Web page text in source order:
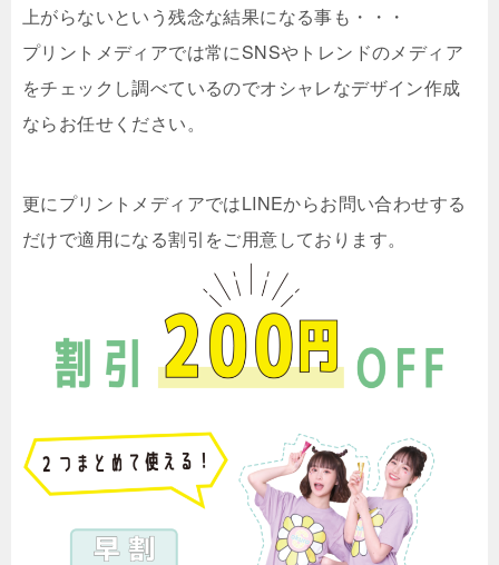
上がらないという残念な結果になる事も・・・
プリントメディアでは常にSNSやトレンドのメディア
をチェックし調べているのでオシャレなデザイン作成
ならお任せください。
更にプリントメディアではLINEからお問い合わせする
だけで適用になる割引をご用意しております。